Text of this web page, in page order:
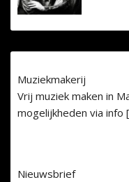
Muziekmakerij
Vrij muziek maken in
mogelijkheden via
Nieuwsbrief